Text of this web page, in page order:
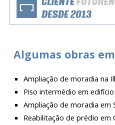
Algumas obras em
Ampliação de moradia na
Piso intermédio em
Ampliação de moradia em
Reabilitação de prédio em